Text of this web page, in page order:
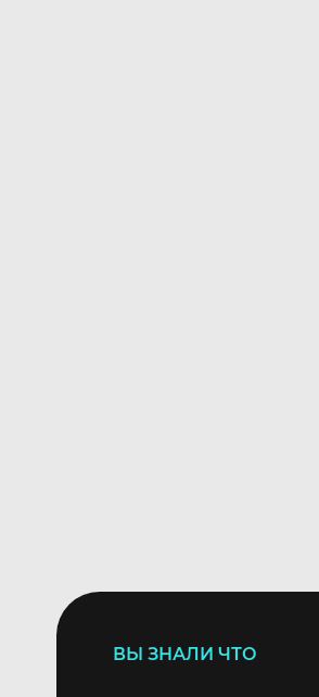
ВЫ ЗНАЛИ ЧТО